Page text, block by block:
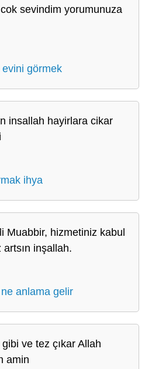
sevindim yorumunuza
görmek
insallah hayirlara cikar
ihya
Muabbir, hizmetiniz kabul
inşallah.
ne anlama gelir
ve tez çıkar Allah
amin